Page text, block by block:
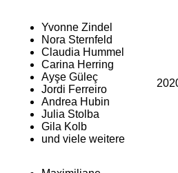
Yvonne Zindel
Nora Sternfeld
Claudia Hummel
Carina Herring
Ayşe Güleç
Jordi Ferreiro
Andrea Hubin
Julia Stolba
Gila Kolb
und viele weitere